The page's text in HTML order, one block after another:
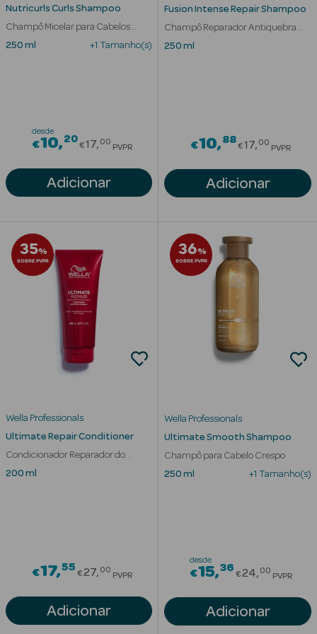
Acessórios
Corpo
Protetores
Solares
Refirmantes
Desodorizantes
Esfoliantes
Corporais
Depilatórios
Estrias
Cuidados de
Massajadores
Nutricurls Curls Shampoo
Champô Micelar para Cabelos
Encaracolados
250 ml +1 Tamanho(s)
desde
€10 20Price reduced from
€17 00
PVPR
Adicionar
Fusion Intense Repair Shampoo
Champô Reparador Antiquebra
Cabelo Danificado
250 ml
€10 88Price
€17 00
PVPR
Adicionar
35%
SOBRE PVPR
Wella Professionals
Ultimate Repair Conditioner
Condicionador Reparador do
Cabelo Danificado
200 ml
€17 55Price reduced from
€27 00
PVPR
Adicionar
36%
SOBRE PVPR
Wella Professionals
Ultimate Smooth Shampoo
Champô para Cabelo Crespo
250 ml
+1 Tamanho(s)
desde
€15 36Price
€24 00
PVPR
Adicionar